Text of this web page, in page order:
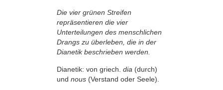
Die vier grünen Streifen
repräsentieren die vier
Unterteilungen des menschlichen
Drangs zu überleben, die in der
Dianetik beschrieben werden.
Dianetik: von griech. dia (durch)
und nous (Verstand oder Seele).